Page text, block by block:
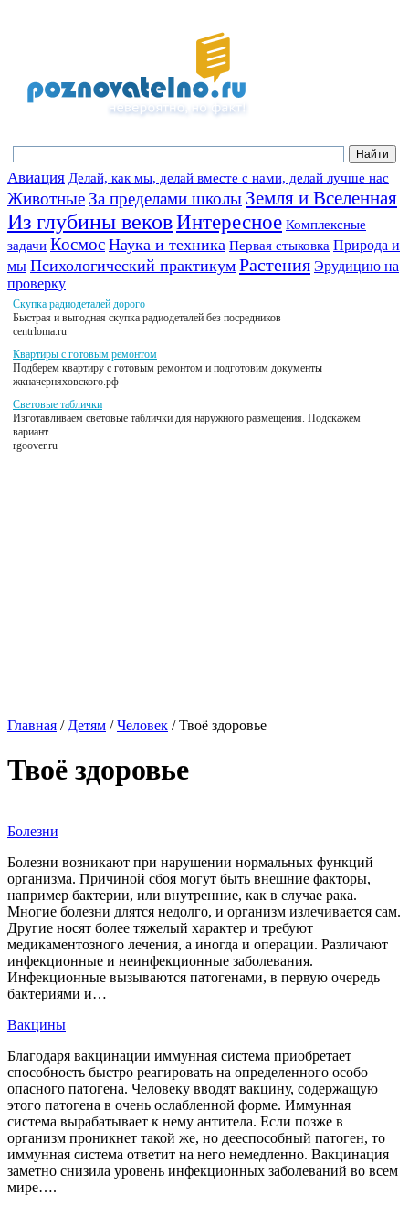
Авиация Делай, как мы, делай вместе с нами, делай лучше нас
Животные За пределами школы Земля и Вселенная
Из глубины вековИнтересное Комплексные
задачи Космос Наука и техника Первая стыковка Природа и
мы Психологический практикум Растения Эрудицию на
проверку
Скупка радиодеталей дорого
Быстрая и выгодная скупка радиодеталей без посредников
centrloma.ru
Квартиры с готовым ремонтом
Подберем квартиру с готовым ремонтом и подготовим документы
жкначерняховского.рф
Световые таблички
Изготавливаем световые таблички для наружного размещения. Подскажем
вариант
rgoover.ru
Главная / Детям /Человек /Твоё здоровье
Твоё здоровье
Болезни
Болезни возникают при нарушении нормальных функций
организма. Причиной сбоя могут быть внешние факторы,
например бактерии, или внутренние, как в случае рака.
Многие болезни длятся недолго, и организм излечивается сам.
Другие носят более тяжелый характер и требуют
медикаментозного лечения, а иногда и операции. Различают
инфекционные и неинфекционные заболевания.
Инфекционные вызываются патогенами, в первую очередь
бактериями и…
Вакцины
Благодаря вакцинации иммунная система приобретает
способность быстро реагировать на определенного особо
опасного патогена. Человеку вводят вакцину, содержащую
этого патогена в очень ослабленной форме. Иммунная
система вырабатывает к нему антитела. Если позже в
организм проникнет такой же, но дееспособный патоген, то
иммунная система ответит на него немедленно. Вакцинация
заметно снизила уровень инфекционных заболеваний во всем
мире….